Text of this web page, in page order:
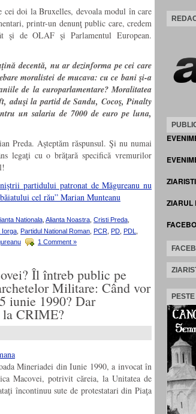
doi la Bruxelles, devoala modul în care
printr-un denunţ public care, credem
şi de OLAF şi Parlamentul European.
decentă, nu ar dezinforma pe cei care
moralistei de mucava: cu ce bani şi-a
de la europarlamentare? Moralitatea
aduşi la partid de Sandu, Cocoş, Pinalty
un salariu de 7000 de euro pe luna,
Preda. Aşteptăm răspunsul. Şi nu numai
legaţi cu o brăţară specifică vremurilor
partidului patronat de Măgureanu nu
cel rău” Marian Munteanu
Nationala Alianta Noastra Cristi Preda
Iorga Partidul National Roman PCR PD PDL
1 Comment »
Îl întreb public pe
Militare: Când vor
iunie 1990? Dar
CRIME?
Mineriadei din Iunie 1990, a invocat în
Macovei, potrivit căreia, la Unitatea de
încontinuu sute de protestatari din Piaţa
ZIARUL